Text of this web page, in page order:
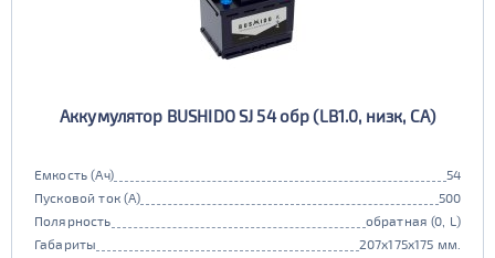
Аккумулятор BUSHIDO SJ 54 обр (LB1.0, низк, CA)
Емкость (Ач)
54
Пусковой ток (А)
500
Полярность
обратная (0, L)
Габариты
207x175x175 мм.